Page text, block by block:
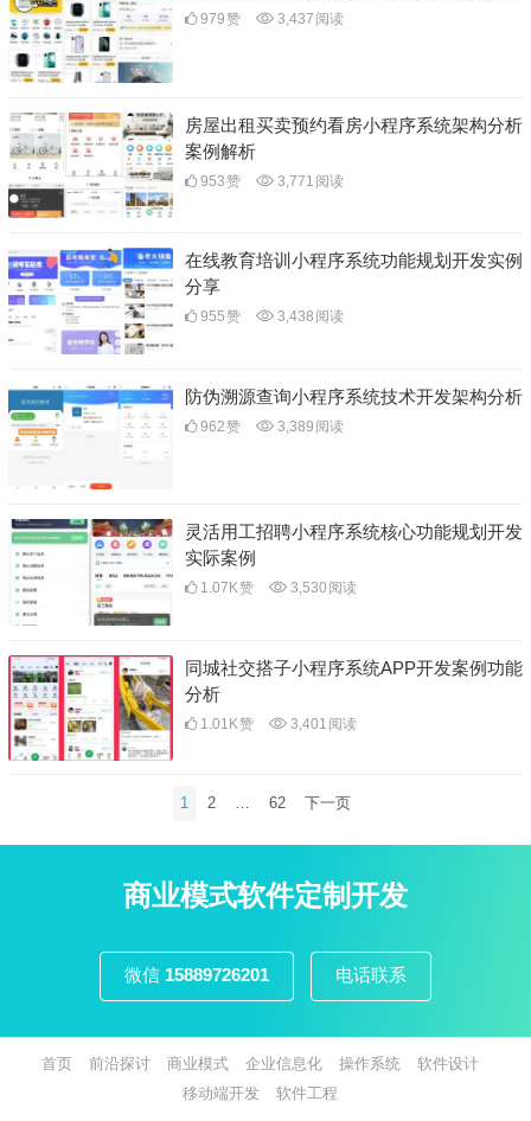
979赞 3,437 阅读
房屋出租买卖预约看房小程序系统架构分析
案例解析
953赞 3,771 阅读
在线教育培训小程序系统功能规划开发实例
分享
955赞 3,438 阅读
防伪溯源查询小程序系统技术开发架构分析
962赞 3,389 阅读
灵活用工招聘小程序系统核心功能规划开发
实际案例
1.07K赞 3,530 阅读
同城社交搭子小程序系统APP开发案例功能
分析
1.01K赞 3,401 阅读
分
1 2 62 下一页
商业模式软件定制开发
微信 15889726201 电话联系
首页 前沿探讨 商业模式 企业信息化 操作系统
软件设计
移动端开发
软件工程